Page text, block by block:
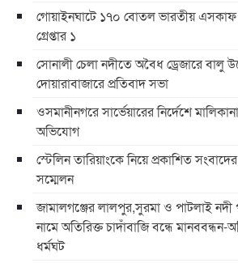
গোয়াইনঘাটে ১৭০ বোতল ভারতীয় এসকাফ
গ্রেপ্তার ১
সোনালী চেলা নদীতে অবৈধ ড্রেজারে বালু
দোয়ারাবাজারে প্রতিবাদ সভা
ওসমানীনগরে সার্ভেয়ারের নির্দেশে
অভিযোগ
স্টেলিন তারিয়াংকে নিয়ে প্রকাশিত
সম্মেলন
জামালগঞ্জের লালপুর,সুরমা ও পাটলাই নদী
নামে অতিরিক্ত চাদাঁবাজি বন্ধে মানববন্ধন-
ধর্মঘট